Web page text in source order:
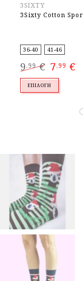
3SIXTY
3Sixty Cotton
36-40 41-46
9,99 € Original
price
was:
9,99 €.
7,99 €
ΕΠΙΛΟΓΉ